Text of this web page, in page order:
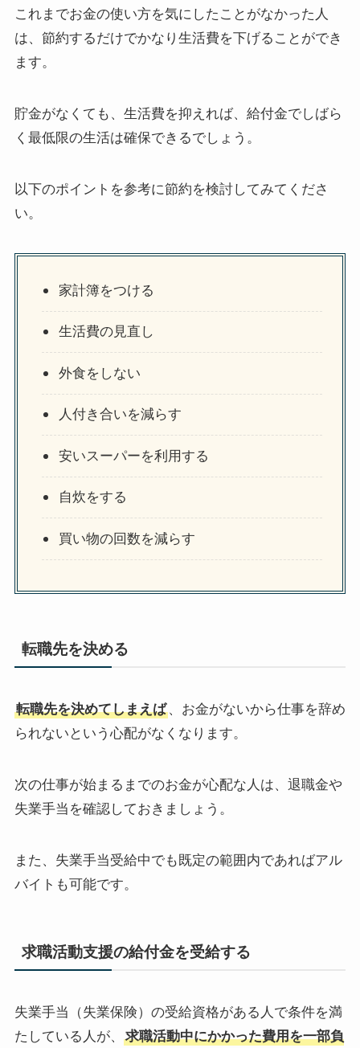
これまでお金の使い方を気にしたことがなかった人
は、節約するだけでかなり生活費を下げることができ
ます。
貯金がなくても、生活費を抑えれば、給付金でしばら
く最低限の生活は確保できるでしょう。
以下のポイントを参考に節約を検討してみてくださ
い。
家計簿をつける
生活費の見直し
外食をしない
人付き合いを減らす
安いスーパーを利用する
自炊をする
買い物の回数を減らす
転職先を決める
転職先を決めてしまえば、お金がないから仕事を辞め
られないという心配がなくなります。
次の仕事が始まるまでのお金が心配な人は、退職金や
失業手当を確認しておきましょう。
また、失業手当受給中でも既定の範囲内であればアル
バイトも可能です。
求職活動支援の給付金を受給する
失業手当（失業保険）の受給資格がある人で条件を満
たしている人が、
求職活動中にかかった費用を一部負